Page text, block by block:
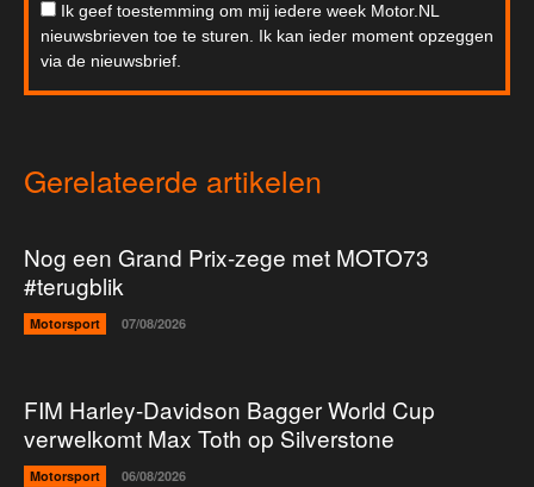
Ik geef toestemming om mij iedere week Motor.NL
nieuwsbrieven toe te sturen. Ik kan ieder moment opzeggen
via de nieuwsbrief.
Gerelateerde artikelen
Nog een Grand Prix-zege met MOTO73
#terugblik
Motorsport 07/08/2026
FIM Harley-Davidson Bagger World Cup
verwelkomt Max Toth op Silverstone
Motorsport 06/08/2026